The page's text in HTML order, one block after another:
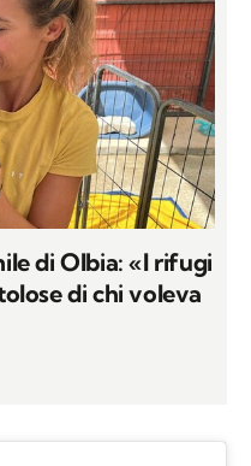
di Olbia: «I rifugi
di chi voleva